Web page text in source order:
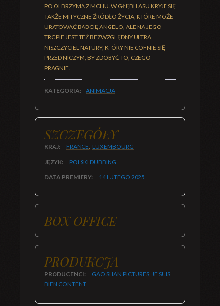
PO OLBRZYMA Z MCHU. W GŁĘBI LASU KRYJE SIĘ
TAKŻE MITYCZNE ŹRÓDŁO ŻYCIA, KTÓRE MOŻE
URATOWAĆ BABCIĘ ANGELO, ALE NA JEGO
TROPIE JEST TEŻ BEZWZGLĘDNY ULTRA,
NISZCZYCIEL NATURY, KTÓRY NIE COFNIE SIĘ
PRZED NICZYM, BY ZDOBYĆ TO, CZEGO
PRAGNIE.
KATEGORIA: ANIMACJA
SZCZEGÓŁY
KRAJ: FRANCE, LUXEMBOURG
JĘZYK: POLSKI DUBBING
DATA PREMIERY: 14 LUTEGO 2025
BOX OFFICE
PRODUKCJA
PRODUCENCI: GAO SHAN PICTURES, JE SUIS
BIEN CONTENT